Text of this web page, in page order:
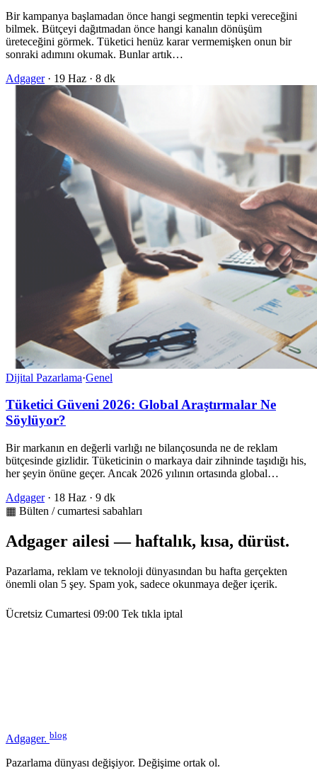
Bir kampanya başlamadan önce hangi segmentin tepki vereceğini
bilmek. Bütçeyi dağıtmadan önce hangi kanalın dönüşüm
üreteceğini görmek. Tüketici henüz karar vermemişken onun bir
sonraki adımını okumak. Bunlar artık…
Adgager · 19 Haz · 8 dk
Dijital Pazarlama·Genel
Tüketici Güveni 2026: Global Araştırmalar Ne
Söylüyor?
Bir markanın en değerli varlığı ne bilançosunda ne de reklam
bütçesinde gizlidir. Tüketicinin o markaya dair zihninde taşıdığı his,
her şeyin önüne geçer. Ancak 2026 yılının ortasında global…
Adgager · 18 Haz · 9 dk
▦ Bülten / cumartesi sabahları
Adgager ailesi — haftalık, kısa, dürüst.
Pazarlama, reklam ve teknoloji dünyasından bu hafta gerçekten
önemli olan 5 şey. Spam yok, sadece okunmaya değer içerik.
Ücretsiz Cumartesi 09:00 Tek tıkla iptal
Adgager. blog
Pazarlama dünyası değişiyor. Değişime ortak ol.